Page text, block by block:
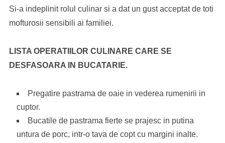
Si-a indeplinit rolul culinar si a dat un gust acceptat de toti
mofturosii sensibili ai familiei.
LISTA OPERATIILOR CULINARE CARE SE
DESFASOARA IN BUCATARIE.
Pregatire pastrama de oaie in vederea rumenirii in
cuptor.
Bucatile de pastrama fierte se prajesc in putina
untura de porc, intr-o tava de copt cu margini inalte.